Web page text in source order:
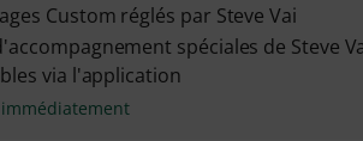
Custom réglés par Steve Vai
spéciales de Steve
via l'application